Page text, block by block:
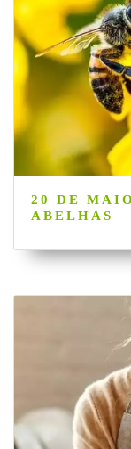
20 DE
ABELHAS